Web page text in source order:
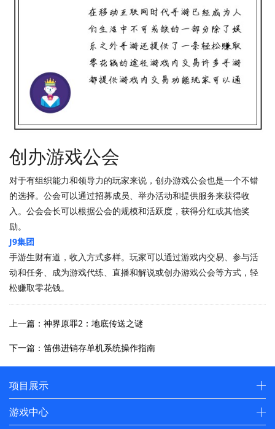
创办游戏公会
对于有组织能力和领导力的玩家来说，创办游戏公会也是一个不错
的选择。公会可以通过招募成员、举办活动和提供服务来获得收
入。公会会长可以根据公会的规模和活跃度，获得分红或其他奖
励。
J9集团
手游生财有道，收入方式多样。玩家可以通过游戏内交易、参与活
动和任务、成为游戏代练、直播和解说或创办游戏公会等方式，轻
松赚取零花钱。
上一篇：神界原罪2：地底传送之谜
下一篇：笛佛进销存单机系统操作指南
项目展示
游戏中心